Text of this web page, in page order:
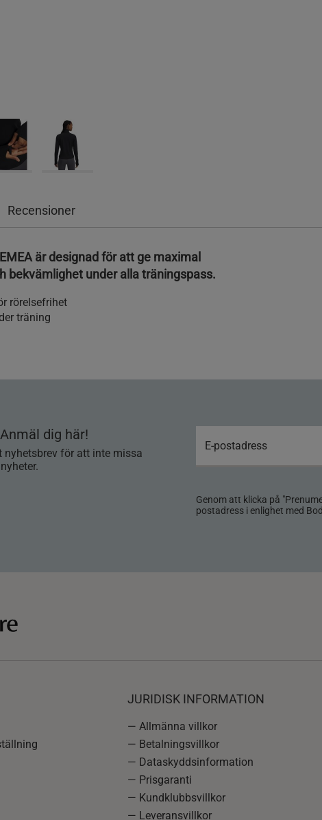
Recensioner
är designad för att ge maximal
bekvämlighet under alla träningspass.
rörelsefrihet
träning
dig här!
för att inte missa
Genom att klicka på
postadress i enlighet med
JURIDISK INFORMATION
— Allmänna villkor
— Betalningsvillkor
— Dataskyddsinformation
— Prisgaranti
— Kundklubbsvillkor
— Leveransvillkor